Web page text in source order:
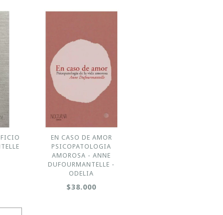
EN CASO DE AMOR
PSICOPATOLOGIA
AMOROSA - ANNE
DUFOURMANTELLE -
ODELIA
$38.000